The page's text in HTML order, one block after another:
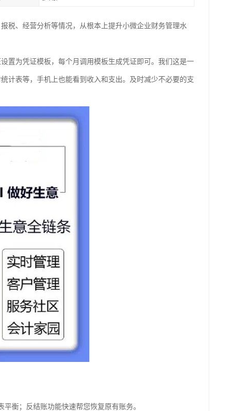
税、经营分析等情况，从根本上提升小微企业财务管理水
置为凭证模板，每个月调用模板生成凭证即可。我们这是一
计表等，手机上也能看到收入和支出。及时减少不必要的支
衡；反结账功能快速帮您恢复原有账务。